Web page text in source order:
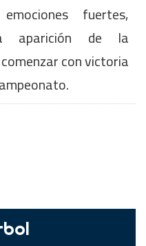
fuertes,
aparición de la
con victoria